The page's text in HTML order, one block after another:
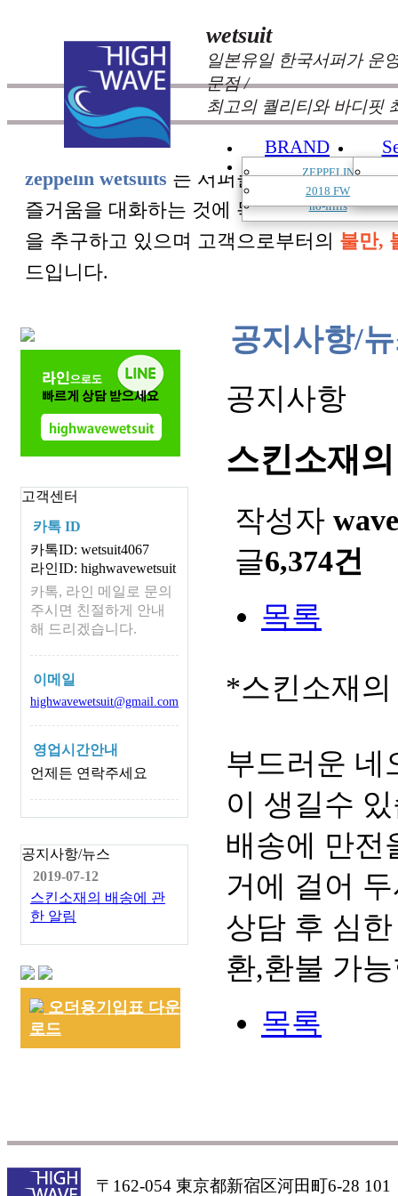
wetsuit
일본유일 한국서퍼가 운
문점 /
최고의 퀄리티와 바디핏
BRAND
ZEPPELIN
AeroQuip
no-frills
CATALOGUE
2018 FW
zeppelin wetsuits 는 서퍼들의 느낌과 의견
즐거움을 대화하는 것에 목표를 두고 있
을 추구하고 있으며 고객으로부터의 불만,
드입니다.
고객센터
카톡 ID
카톡ID: wetsuit4067
라인ID: highwavewetsuit
카톡, 라인 메일로 문의
주시면 친절하게 안내
해 드리겠습니다.
이메일
highwavewetsuit@gmail.com
영업시간안내
언제든 연락주세요
공지사항/뉴스
2019-07-12
스킨소재의 배송에 관
한 알림
오더용기입표 다운
로드
공지사항/
공지사항
스킨소재
작성자 wave
글6,374건
목록
*스킨소재
부드러운 네
이 생길수
배송에 만전
거에 걸어
상담 후 심
환,환불 가
목록
〒162-054 東京都新宿区河田町6-28 101